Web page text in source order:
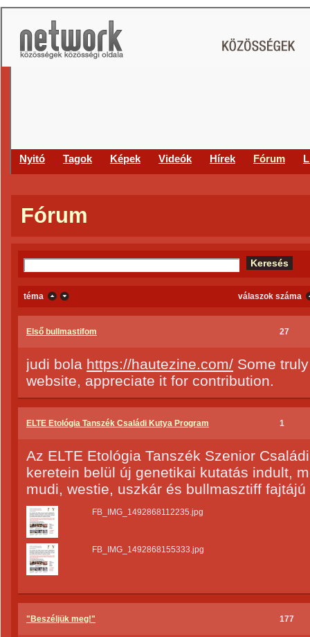
Nyitó Tagok Képek Videók Hírek Fórum
Fórum
téma válaszok száma
Első bullmastifom 27
judi bola https://hautezine.com/ Some
website, appreciate it for contribution.
ELTE Etológia Tanszék Családi Kutya Program 1
Az ELTE Etológia Tanszék Szenior
keretein belül új genetikai kutatás indult,
mudi, westie, uszkár és bullmasztiff
FB_IMG_1492868112235.jpg
FB_IMG_1492868155333.jpg
"Beszéljük meg!" 177